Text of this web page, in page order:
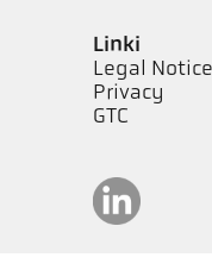
Linki
Legal Notice
Privacy
GTC